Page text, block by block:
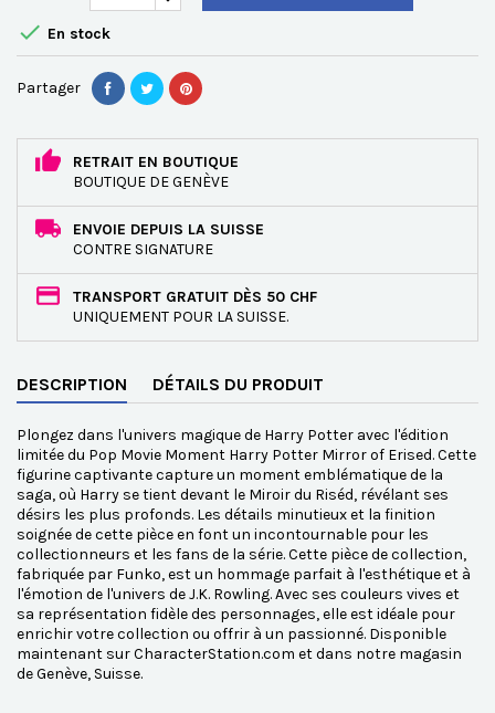
 En stock
Partager
RETRAIT EN BOUTIQUE
BOUTIQUE DE GENÈVE
ENVOIE DEPUIS LA SUISSE
CONTRE SIGNATURE
TRANSPORT GRATUIT DÈS 50 CHF
UNIQUEMENT POUR LA SUISSE.
DESCRIPTION DÉTAILS DU PRODUIT
Plongez dans l'univers magique de Harry Potter avec l'édition
limitée du Pop Movie Moment Harry Potter Mirror of Erised. Cette
figurine captivante capture un moment emblématique de la
saga, où Harry se tient devant le Miroir du Riséd, révélant ses
désirs les plus profonds. Les détails minutieux et la finition
soignée de cette pièce en font un incontournable pour les
collectionneurs et les fans de la série. Cette pièce de collection,
fabriquée par Funko, est un hommage parfait à l'esthétique et à
l'émotion de l'univers de J.K. Rowling. Avec ses couleurs vives et
sa représentation fidèle des personnages, elle est idéale pour
enrichir votre collection ou offrir à un passionné. Disponible
maintenant sur CharacterStation.com et dans notre magasin
de Genève, Suisse.